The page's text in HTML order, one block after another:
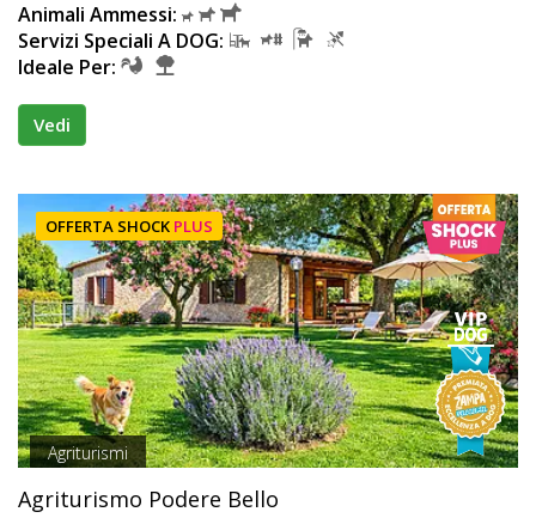
Animali Ammessi:
Servizi Speciali A DOG:
Ideale Per:
Vedi
OFFERTA SHOCK PLUS
Agriturismi
Agriturismo Podere Bello